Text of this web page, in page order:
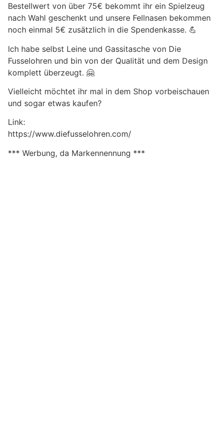
Bestellwert von über 75€ bekommt ihr ein Spielzeug
nach Wahl geschenkt und unsere Fellnasen bekommen
noch einmal 5€ zusätzlich in die Spendenkasse. 💪
Ich habe selbst Leine und Gassitasche von Die
Fusselohren und bin von der Qualität und dem Design
komplett überzeugt. 🤗
Vielleicht möchtet ihr mal in dem Shop vorbeischauen
und sogar etwas kaufen?
Link:
https://www.diefusselohren.com/
*** Werbung, da Markennennung ***